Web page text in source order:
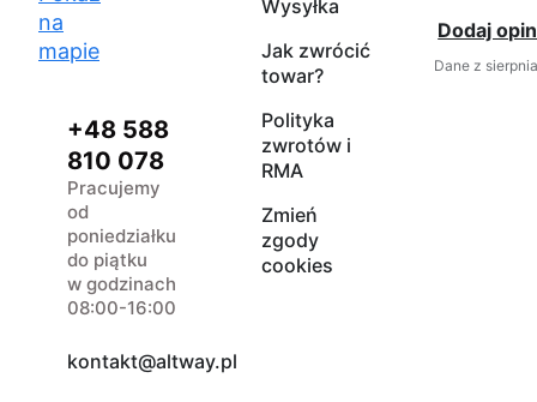
na
mapie
+48 588
810 078
Pracujemy
od
poniedziałku
do piątku
w godzinach
08:00-16:00
kontakt@altway.pl
Wysyłka
Jak zwrócić
towar?
Polityka
zwrotów i
RMA
Zmień
zgody
cookies
Dodaj
Dane z